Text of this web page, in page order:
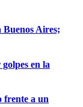
Buenos Aires;
en la
frente a un